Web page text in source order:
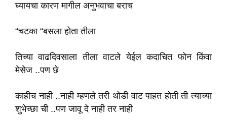
घ्यायचा कारण मागील अनुभवाचा बराच
“चटका “बसला होता तीला
तिच्या वाढदिवसाला तीला वाटले येईल कदाचित फोन किंवा
मेसेज ..पण छे
काहीच नाही ..नाही म्हणले तरी थोडी वाट पाहत होती ती त्याच्या
शुभेच्छा ची ..पण जावू दे नाही तर नाही